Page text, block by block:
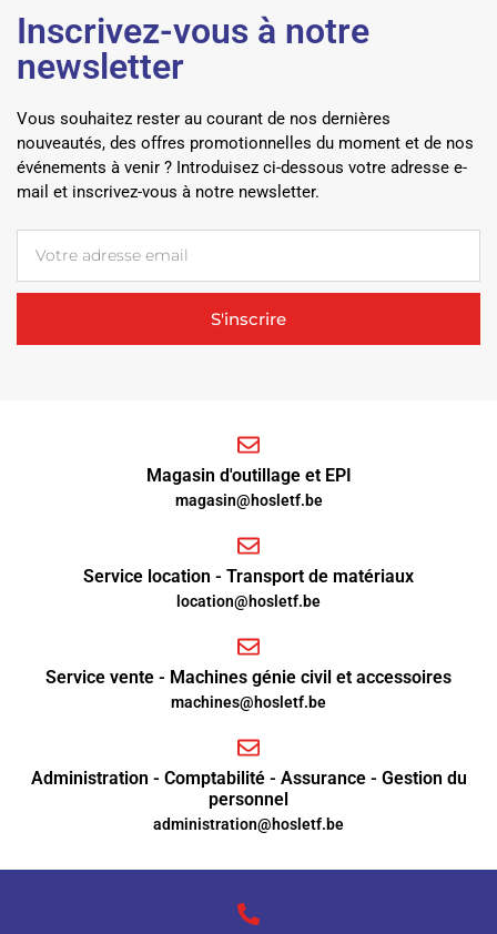
Inscrivez-vous à notre
newsletter
Vous souhaitez rester au courant de nos dernières
nouveautés, des offres promotionnelles du moment et de nos
événements à venir ? Introduisez ci-dessous votre adresse e-
mail et inscrivez-vous à notre newsletter.
S'inscrire
Magasin d'outillage et EPI
magasin@hosletf.be
Service location - Transport de matériaux
location@hosletf.be
Service vente - Machines génie civil et accessoires
machines@hosletf.be
Administration - Comptabilité - Assurance - Gestion du
personnel
administration@hosletf.be